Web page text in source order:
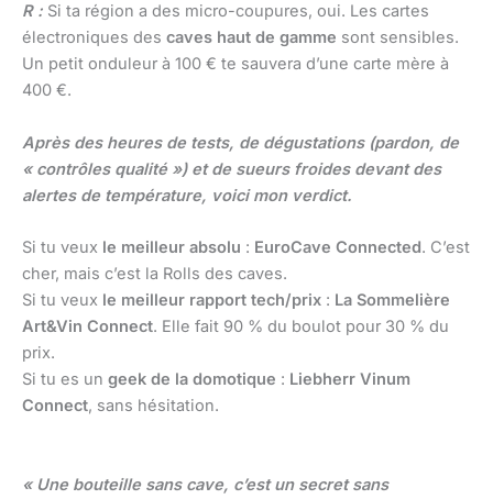
R : Si ta région a des micro-coupures, oui. Les cartes
électroniques des caves haut de gamme sont sensibles.
Un petit onduleur à 100 € te sauvera d’une carte mère à
400 €.
Après des heures de tests, de dégustations (pardon, de
« contrôles qualité ») et de sueurs froides devant des
alertes de température, voici mon verdict.
Si tu veux le meilleur absolu : EuroCave Connected. C’est
cher, mais c’est la Rolls des caves.
Si tu veux le meilleur rapport tech/prix : La Sommelière
Art&Vin Connect. Elle fait 90 % du boulot pour 30 % du
prix.
Si tu es un geek de la domotique : Liebherr Vinum
Connect, sans hésitation.
« Une bouteille sans cave, c’est un secret sans